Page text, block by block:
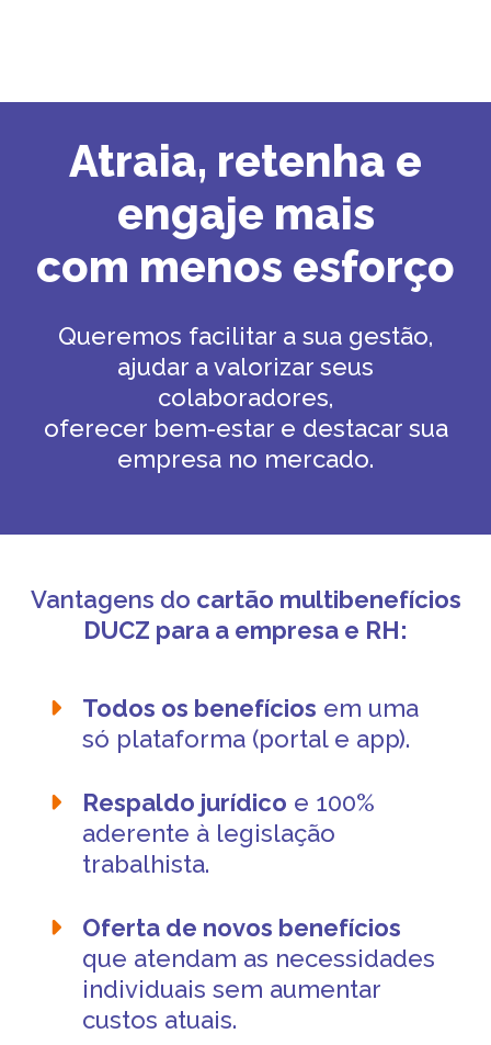
Atraia, retenha e
engaje mais
com menos esforço
Queremos facilitar a sua gestão,
ajudar a valorizar seus
colaboradores,
oferecer bem-estar e destacar sua
empresa no mercado.
Vantagens do cartão multibenefícios
DUCZ para a empresa e RH:
Todos os benefícios em uma
só plataforma (portal e app).
Respaldo jurídico e 100%
aderente à legislação
trabalhista.
Oferta de novos benefícios
que atendam as necessidades
individuais sem aumentar
custos atuais.